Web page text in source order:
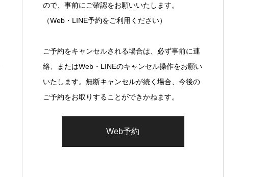
ので、事前にご確認をお願いいたします。
（Web・LINE予約をご利用ください）
ご予約をキャンセルされる場合は、必ず事前に連
絡、またはWeb・LINEのキャンセル操作をお願い
いたします。無断キャンセルが続く場合、今後の
ご予約をお取りすることができかねます。
Web予約